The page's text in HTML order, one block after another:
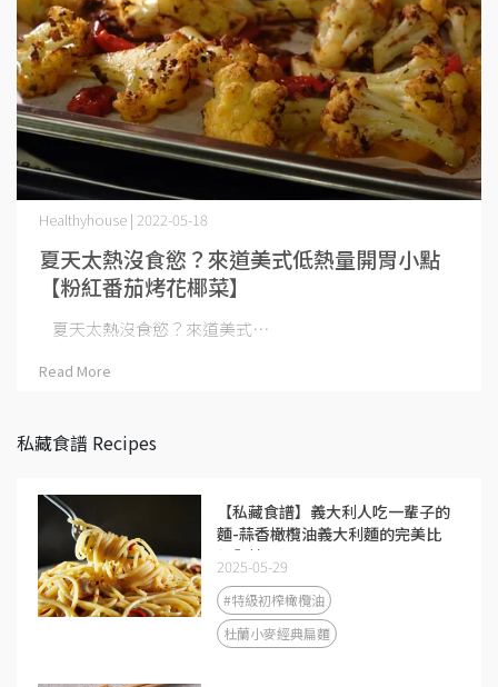
夏天太熱沒食慾？來道美式低熱量開胃小點
【粉紅番茄烤花椰菜】
Healthyhouse | 2022-05-18
夏天太熱沒食慾？來道美式⋯
Read More
私藏食譜 Recipes
【私藏食譜】義大利人吃一輩子的
麵-蒜香橄欖油義大利麵的完美比
例與技巧
2025-05-29
#特級初榨橄欖油
杜蘭小麥經典扁麵